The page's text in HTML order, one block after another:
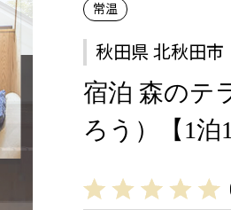
常温
秋田県 北秋田市
宿泊 森のテ
ろう）【1泊